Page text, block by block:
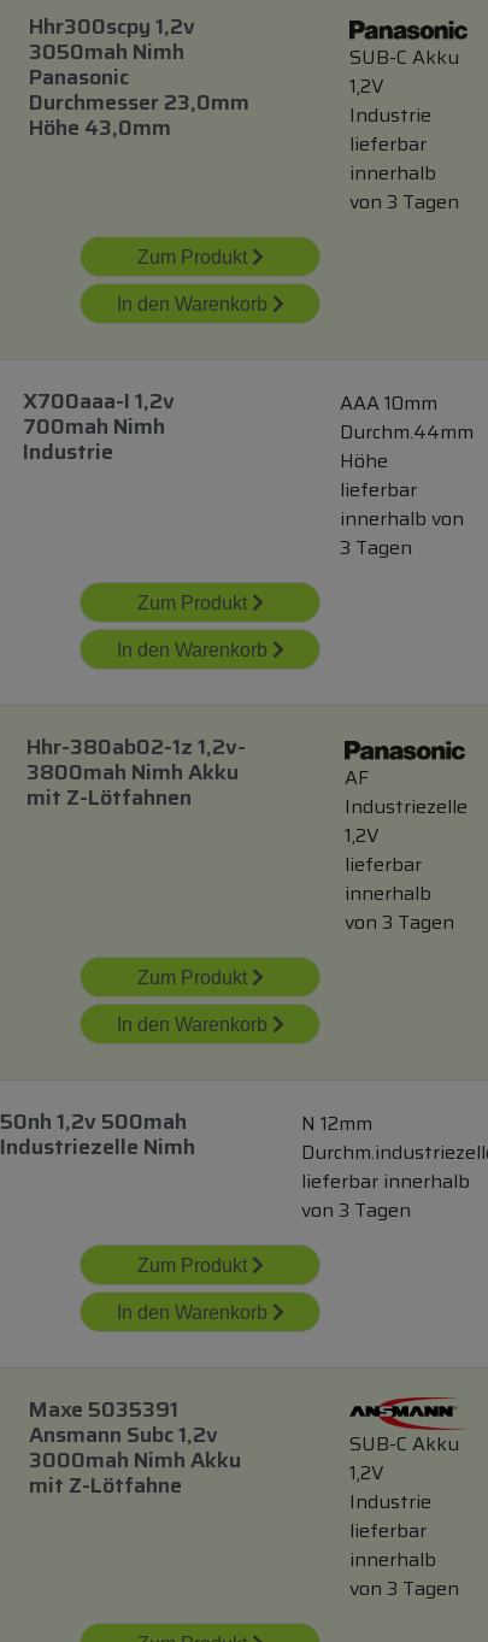
Hhr300scpy 1,2v
3050mah Nimh
Panasonic
Durchmesser 23,0mm
Höhe 43,0mm
SUB-C Akku
1,2V
Industrie
lieferbar
innerhalb
von 3 Tagen
Zum Produkt
In den Warenkorb
X700aaa-I 1,2v
700mah Nimh
Industrie
AAA 10mm
Durchm.44mm
Höhe
lieferbar
innerhalb von
3 Tagen
Zum Produkt
In den Warenkorb
Hhr-380ab02-1z 1,2v-
3800mah Nimh Akku
mit Z-Lötfahnen
AF
Industriezelle
1,2V
lieferbar
innerhalb
von 3 Tagen
Zum Produkt
In den Warenkorb
50nh 1,2v 500mah
Industriezelle Nimh
N 12mm
lieferbar innerhalb
von 3 Tagen
Zum Produkt
In den Warenkorb
Maxe 5035391
Ansmann Subc 1,2v
3000mah Nimh Akku
mit Z-Lötfahne
SUB-C Akku
1,2V
Industrie
lieferbar
innerhalb
von 3 Tagen